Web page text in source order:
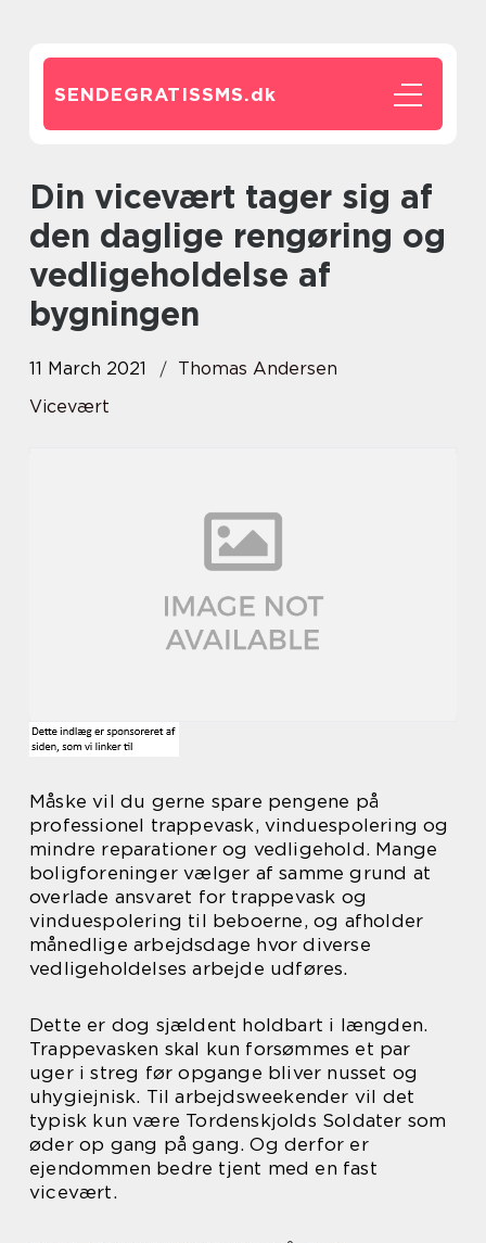
SENDEGRATISSMS.dk
Din vicevært tager sig af
den daglige rengøring og
vedligeholdelse af
bygningen
11 March 2021
Thomas Andersen
Vicevært
Måske vil du gerne spare pengene på
professionel trappevask, vinduespolering og
mindre reparationer og vedligehold. Mange
boligforeninger vælger af samme grund at
overlade ansvaret for trappevask og
vinduespolering til beboerne, og afholder
månedlige arbejdsdage hvor diverse
vedligeholdelses arbejde udføres.
Dette er dog sjældent holdbart i længden.
Trappevasken skal kun forsømmes et par
uger i streg før opgange bliver nusset og
uhygiejnisk. Til arbejdsweekender vil det
typisk kun være Tordenskjolds Soldater som
øder op gang på gang. Og derfor er
ejendommen bedre tjent med en fast
vicevært.